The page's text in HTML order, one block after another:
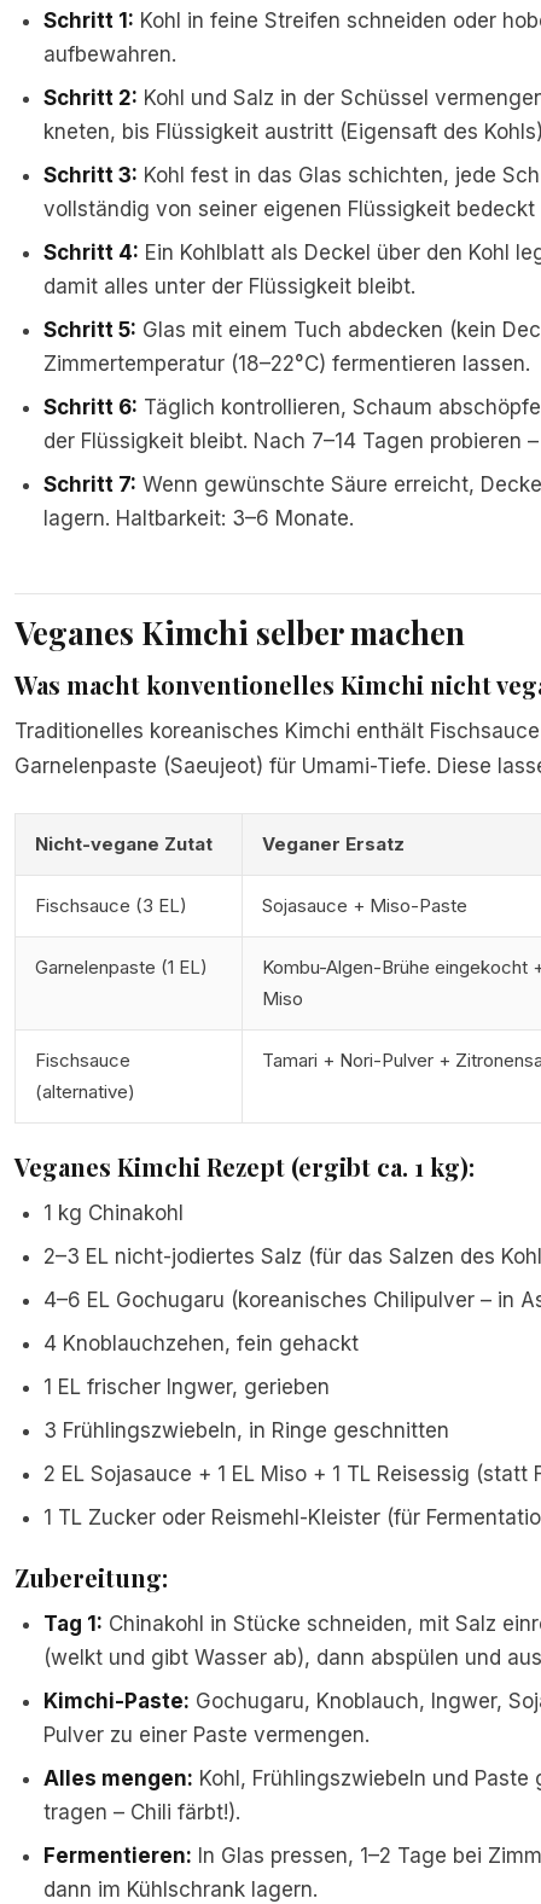
Schritt 1: Kohl in feine Streifen schneiden oder
aufbewahren.
Schritt 2: Kohl und Salz in der Schüssel
kneten, bis Flüssigkeit austritt (Eigensaft des
Schritt 3: Kohl fest in das Glas schichten, jede
vollständig von seiner eigenen Flüssigkeit bedeckt
Schritt 4: Ein Kohlblatt als Deckel über den Kohl
damit alles unter der Flüssigkeit bleibt.
Schritt 5: Glas mit einem Tuch abdecken (kein
Zimmertemperatur (18–22°C) fermentieren lassen.
Schritt 6: Täglich kontrollieren, Schaum
der Flüssigkeit bleibt. Nach 7–14 Tagen probieren
Schritt 7: Wenn gewünschte Säure erreicht,
lagern. Haltbarkeit: 3–6 Monate.
Veganes Kimchi selber machen
Was macht konventionelles Kimchi nicht
Traditionelles koreanisches Kimchi enthält
Garnelenpaste (Saeujeot) für Umami-Tiefe. Diese
Nicht-vegane Zutat Veganer Ersatz
Fischsauce (3 EL) Sojasauce + Miso-Paste
Garnelenpaste (1 EL)
Kombu-Algen-Brühe eingekocht
Miso
Fischsauce
(alternative)
Tamari + Nori-Pulver +
Veganes Kimchi Rezept (ergibt ca. 1 kg):
1 kg Chinakohl
2–3 EL nicht-jodiertes Salz (für das Salzen des
4–6 EL Gochugaru (koreanisches Chilipulver – in
4 Knoblauchzehen, fein gehackt
1 EL frischer Ingwer, gerieben
3 Frühlingszwiebeln, in Ringe geschnitten
2 EL Sojasauce + 1 EL Miso + 1 TL Reisessig (statt
1 TL Zucker oder Reismehl-Kleister (für
Zubereitung:
Tag 1: Chinakohl in Stücke schneiden, mit Salz
(welkt und gibt Wasser ab), dann abspülen und
Kimchi-Paste: Gochugaru, Knoblauch, Ingwer,
Pulver zu einer Paste vermengen.
Alles mengen: Kohl, Frühlingszwiebeln und
tragen – Chili färbt!).
Fermentieren: In Glas pressen, 1–2 Tage bei
dann im Kühlschrank lagern.